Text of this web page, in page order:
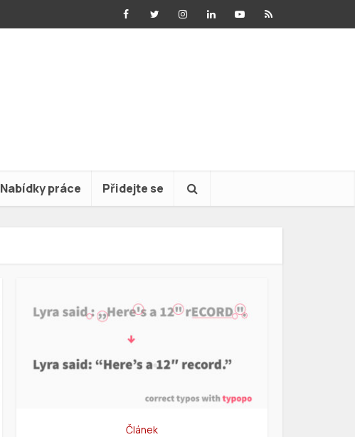
Nabídky práce Přidejte se
Článek